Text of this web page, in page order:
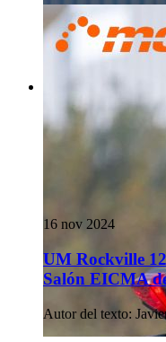
16 nov 2024
UM Rockville
Salón EICMA
Autor del texto: